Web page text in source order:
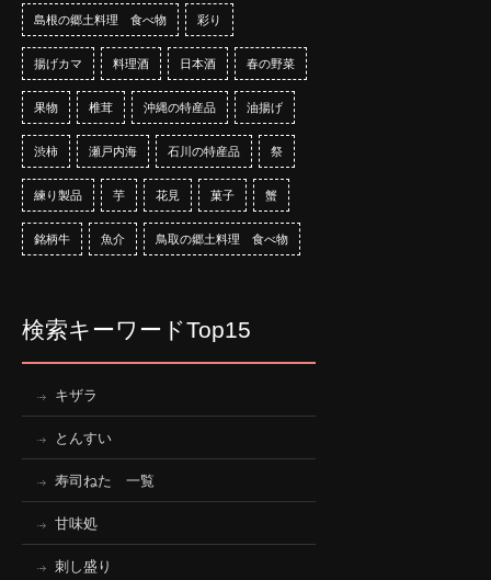
島根の郷土料理 食べ物 彩り
揚げカマ 料理酒 日本酒 春の野菜
果物 椎茸 沖縄の特産品 油揚げ
渋柿 瀬戸内海 石川の特産品 祭
練り製品 芋 花見 菓子 蟹
銘柄牛 魚介 鳥取の郷土料理 食べ物
検索キーワードTop15
キザラ
とんすい
寿司ねた 一覧
甘味処
刺し盛り